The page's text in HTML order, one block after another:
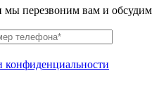
мы перезвоним вам и обсудим
конфиденциальности